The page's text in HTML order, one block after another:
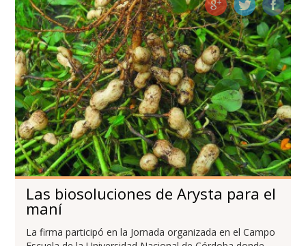
Las biosoluciones de Arysta para el
maní
La firma participó en la Jornada organizada en el Campo